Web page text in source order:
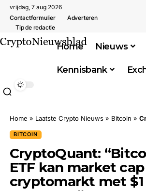
vrijdag, 7 aug 2026
Contactformulier
Adverteren
Tip de redactie
Home Nieuws
Kennisbank
Home » Laatste Crypto Nieuws » Bitcoin »
BITCOIN
CryptoQuant:
ETF kan market cap
cryptomarkt met